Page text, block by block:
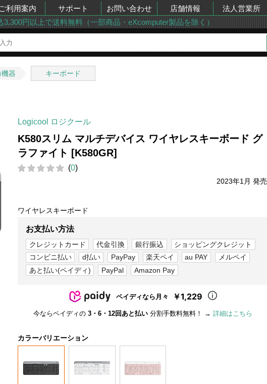
ご利用案内 サポート お問い合わせ 店舗情報 法人営業所
3,300円以上で送料無料（一部商品・eXcomputer製品を除く）
機器 キーボード
Logicool ロジクール
K580スリム マルチデバイス ワイヤレスキーボード グ
ラファイト [K580GR]
(0)
2023年1月 発売
ワイヤレスキーボード
お支払い方法
クレジットカード 代金引換 銀行振込
ショッピングクレジット
コンビニ払い
d払い PayPay 楽天ペイ au PAY
メルペイ
あと払い(ペイディ)
PayPal Amazon Pay
ペイディなら月々 ￥1,229
今ならペイディの 3・6・12回あと払い 分割手数料無料！ → 詳細はこちら
カラーバリエーション